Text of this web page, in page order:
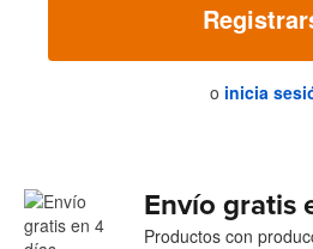
o inicia
Envío gratis
Productos con